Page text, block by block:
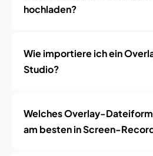
hochladen?
Wie importiere ich ein
Studio?
Welches Overlay-
am besten in Screen-